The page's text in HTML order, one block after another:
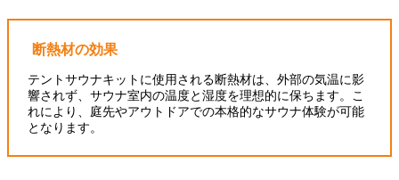
断熱材の効果
テントサウナキットに使用される断熱材は、外部の気温に影
響されず、サウナ室内の温度と湿度を理想的に保ちます。こ
れにより、庭先やアウトドアでの本格的なサウナ体験が可能
となります。